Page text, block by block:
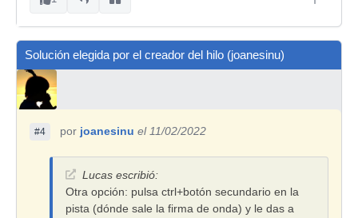
Solución elegida por el creador del hilo (joanesinu)
#4 por joanesinu el 11/02/2022
Lucas escribió:
Otra opción: pulsa ctrl+botón secundario en la
pista (dónde sale la firma de onda) y le das a